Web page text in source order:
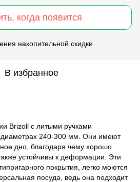
когда появится
накопительной скидки
В избранное
Brizoll с литыми ручками
диаметрах 240-300 мм. Они имеют
дно, благодаря чему хорошо
устойчивы к деформации. Эти
покрытия, легко моются
посуда, ведь она подходит